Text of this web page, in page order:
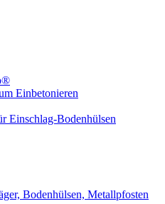
Einbetonieren
Einschlag-Bodenhülsen
Bodenhülsen, Metallpfosten